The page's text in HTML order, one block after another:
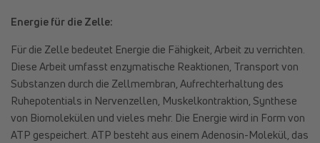
Energie für die Zelle:
Für die Zelle bedeutet Energie die Fähigkeit, Arbeit zu verrichten.
Diese Arbeit umfasst enzymatische Reaktionen, Transport von
Substanzen durch die Zellmembran, Aufrechterhaltung des
Ruhepotentials in Nervenzellen, Muskelkontraktion, Synthese
von Biomolekülen und vieles mehr. Die Energie wird in Form von
ATP gespeichert. ATP besteht aus einem Adenosin-Molekül, das